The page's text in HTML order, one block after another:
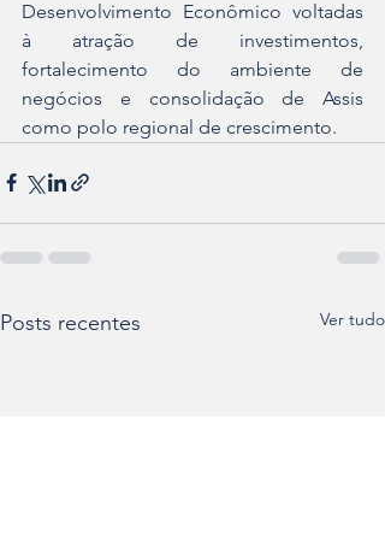
Desenvolvimento Econômico voltadas
à atração de investimentos,
fortalecimento do ambiente de
negócios e consolidação de Assis
como polo regional de crescimento.
Posts recentes Ver tudo